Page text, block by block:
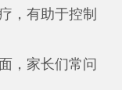
，有助于控制
，家长们常问